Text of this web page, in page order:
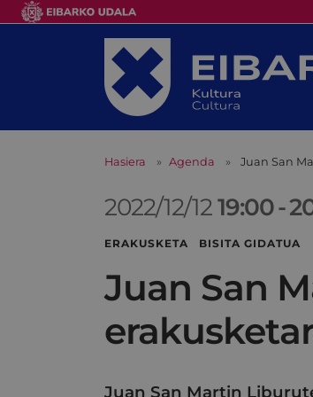
Hasiera Agenda Juan San
2022/12/1219:00-
ERAKUSKETA BISITA GIDATUA
Juan San
Juan San Martin